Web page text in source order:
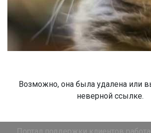
Возможно, она была удалена или
неверной ссылке.